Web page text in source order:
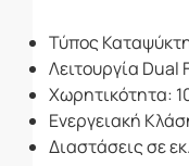
Τύπος
Λειτουργία Dual
Χωρητικότητα:
Ενεργειακή
Διαστάσεις σε